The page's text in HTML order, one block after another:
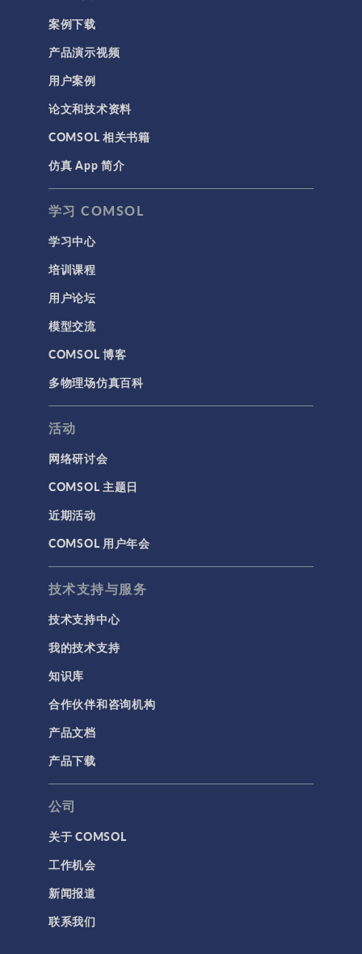
波动光学
等离子体物理
科学新闻
结构 & 声学
MEMS & 压电器件
声学与振动
岩土力学
材料模型
结构力学
结构动力学
API
代理模型
仿真 App
基于方程建模
安装与许可证管理
建模工具和定义
材料
物理场接口
用户界面
研究与求解器
简介
结果与可视化
网格
集群计算和云计算
3D 打印
AC/DC 模块
App 开发器简介视频
CFD 模块
案例下载
产品演示视频
用户案例
论文和技术资料
COMSOL 相关书籍
仿真 App 简介
学习 COMSOL
学习中心
培训课程
用户论坛
模型交流
COMSOL 博客
多物理场仿真百科
活动
网络研讨会
COMSOL 主题日
近期活动
COMSOL 用户年会
技术支持与服务
技术支持中心
我的技术支持
知识库
合作伙伴和咨询机构
产品文档
产品下载
公司
关于 COMSOL
工作机会
新闻报道
联系我们